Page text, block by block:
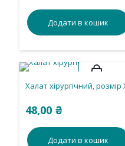
Додати в кошик
Халат хірургічний,
48,00 ₴
Додати в кошик